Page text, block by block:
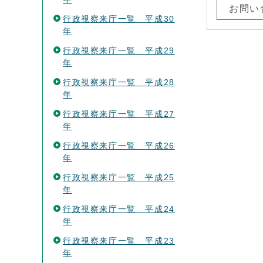
お問い
行政視察来庁一覧 平成30
年
行政視察来庁一覧 平成29
年
行政視察来庁一覧 平成28
年
行政視察来庁一覧 平成27
年
行政視察来庁一覧 平成26
年
行政視察来庁一覧 平成25
年
行政視察来庁一覧 平成24
年
行政視察来庁一覧 平成23
年